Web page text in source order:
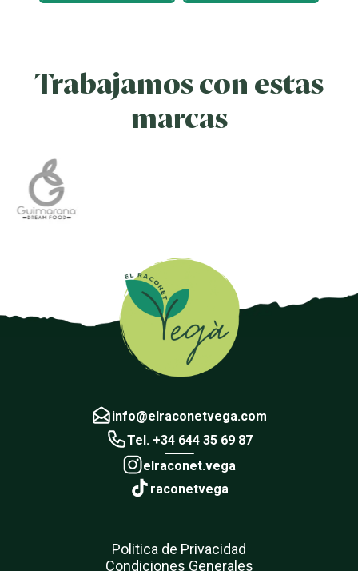
Trabajamos con estas
marcas
info@elraconetvega.com
Tel. +34 644 35 69 87
elraconet.vega
raconetvega
Politica de Privacidad
Condiciones Generales